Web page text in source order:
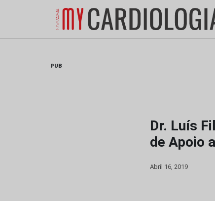
PUB
Dr. Luís
de Apoio
Abril 16, 2019